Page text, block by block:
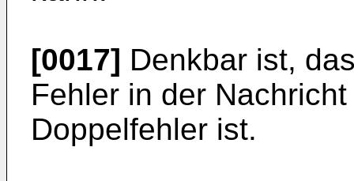
[0017] Denkbar ist,
Fehler in der
Doppelfehler ist.